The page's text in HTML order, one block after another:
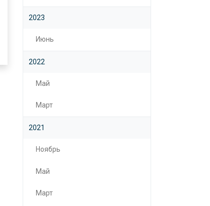
2023
Июнь
2022
Май
Март
2021
Ноябрь
Май
Март